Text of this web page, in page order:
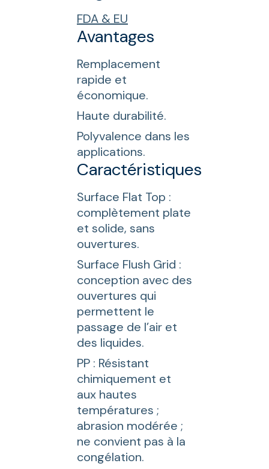
FDA & EU
Avantages
Remplacement
rapide et
économique.
Haute durabilité.
Polyvalence dans les
applications.
Caractéristiques
Surface Flat Top :
complètement plate
et solide, sans
ouvertures.
Surface Flush Grid :
conception avec des
ouvertures qui
permettent le
passage de l’air et
des liquides.
PP : Résistant
chimiquement et
aux hautes
températures ;
abrasion modérée ;
ne convient pas à la
congélation.